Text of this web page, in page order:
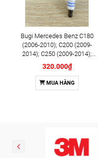
Bugi Mercedes Benz C180
(2006-2010); C200 (2009-
2014); C250 (2009-2014);
E250 (2009-2013); G500
(2008-2015); GL450 (2006-
2012), S500 (2005-2011);
SLK200 (2011-2015) chính
320.000₫
MUA HÀNG